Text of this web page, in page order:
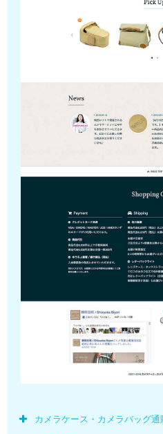
カメラケース・カメラバッグ